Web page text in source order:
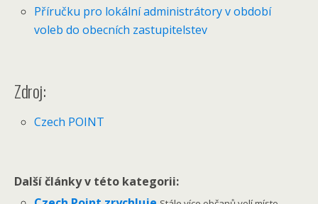
Příručku pro lokální administrátory v období
voleb do obecních zastupitelstev
Zdroj:
Czech POINT
Další články v této kategorii: